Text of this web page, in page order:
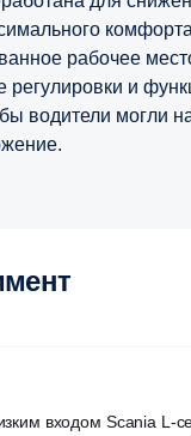
рабочее
регулировки и
водители могли
входом Scania L-